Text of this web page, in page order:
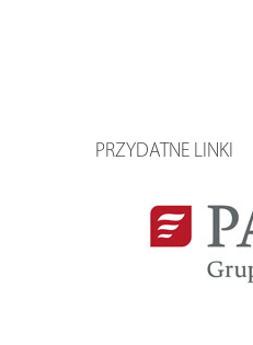
PRZYDATNE LINKI